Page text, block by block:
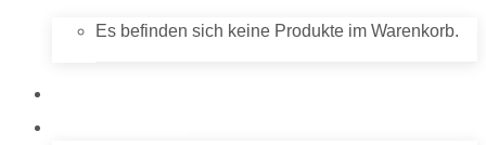
Es befinden sich keine Produkte im Warenkorb.